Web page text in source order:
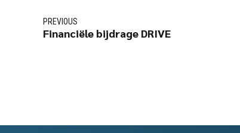
PREVIOUS
Financiële bijdrage DRIVE